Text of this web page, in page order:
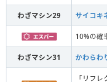
わざマシン29 サイコキ
10%の確
わざマシン31 かわらわ
「リフ